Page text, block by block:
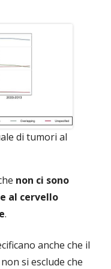
di tumori al
non ci sono
al cervello
.
anche che il
si esclude che